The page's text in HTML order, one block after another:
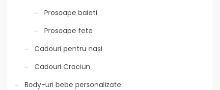
Prosoape baieti
Prosoape fete
Cadouri pentru nași
Cadouri Craciun
Body-uri bebe personalizate